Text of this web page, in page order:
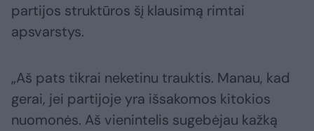
partijos struktūros šį klausimą rimtai
apsvarstys.
„Aš pats tikrai neketinu trauktis. Manau, kad
gerai, jei partijoje yra išsakomos kitokios
nuomonės. Aš vienintelis sugebėjau kažką